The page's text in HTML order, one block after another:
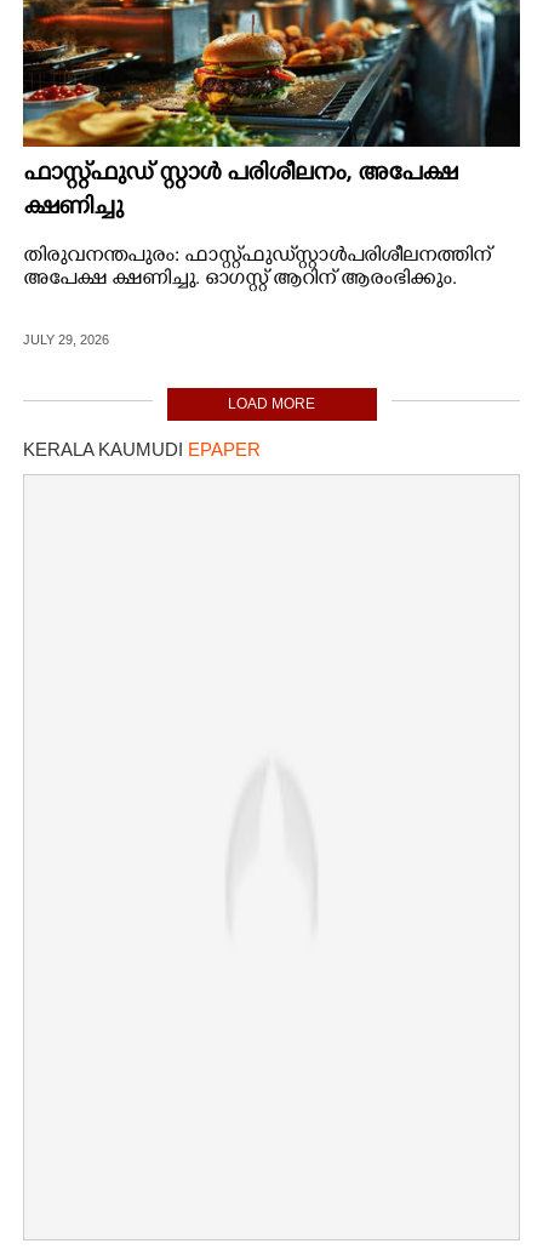
ഫാസ്റ്റ്‌ഫുഡ് സ്റ്റാൾ പരിശീലനം, അപേക്ഷ
ക്ഷണിച്ചു
തിരുവനന്തപുരം: ഫാസ്റ്റ്‌ഫുഡ് സ്റ്റാൾ പരിശീലനത്തിന്
അപേക്ഷ ക്ഷണിച്ചു. ഓഗസ്റ്റ് ആറിന് ആരംഭിക്കും.
JULY 29, 2026
LOAD MORE
KERALA KAUMUDI EPAPER